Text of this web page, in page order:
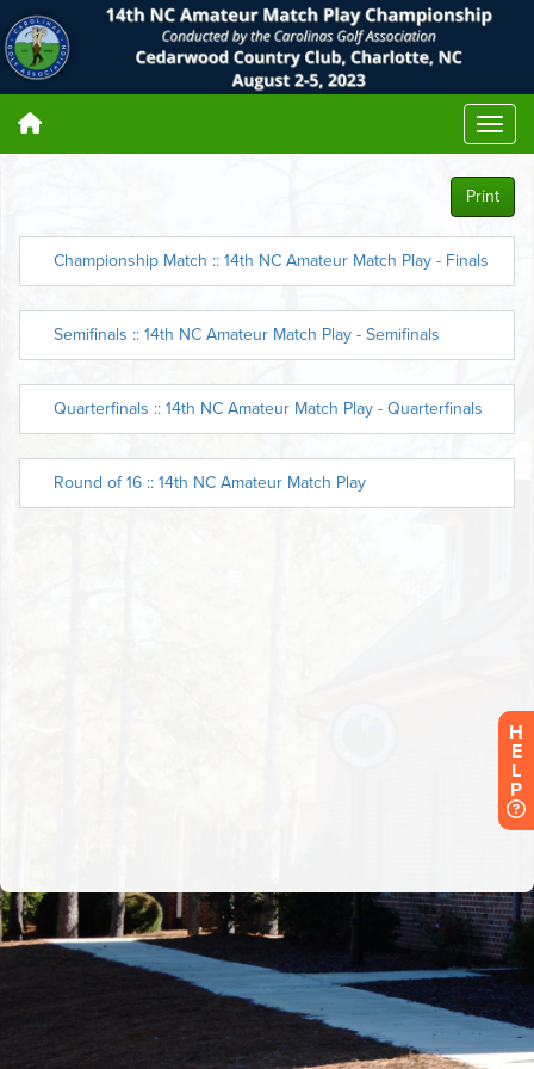
H
E
L
P